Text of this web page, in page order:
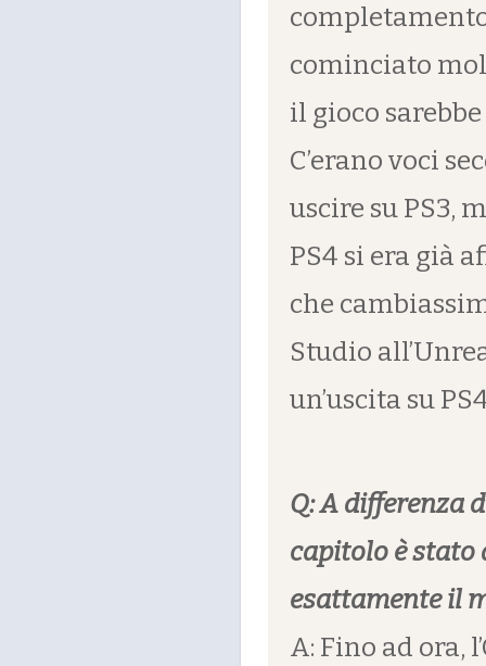
cominciato
il gioco
C’erano voci
uscire su PS3,
PS4 si era già
che
Studio
un’uscita su
Q: A differenza
capitolo è stato
esattamente il
A: Fino ad ora,